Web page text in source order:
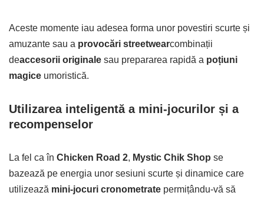
Aceste momente iau adesea forma unor povestiri scurte și
amuzante sau a provocări streetwearcombinații
deaccesorii originale sau prepararea rapidă a poțiuni
magice umoristică.
Utilizarea inteligentă a mini-jocurilor și a
recompenselor
La fel ca în Chicken Road 2, Mystic Chik Shop se
bazează pe energia unor sesiuni scurte și dinamice care
utilizează mini-jocuri cronometrate permițându-vă să